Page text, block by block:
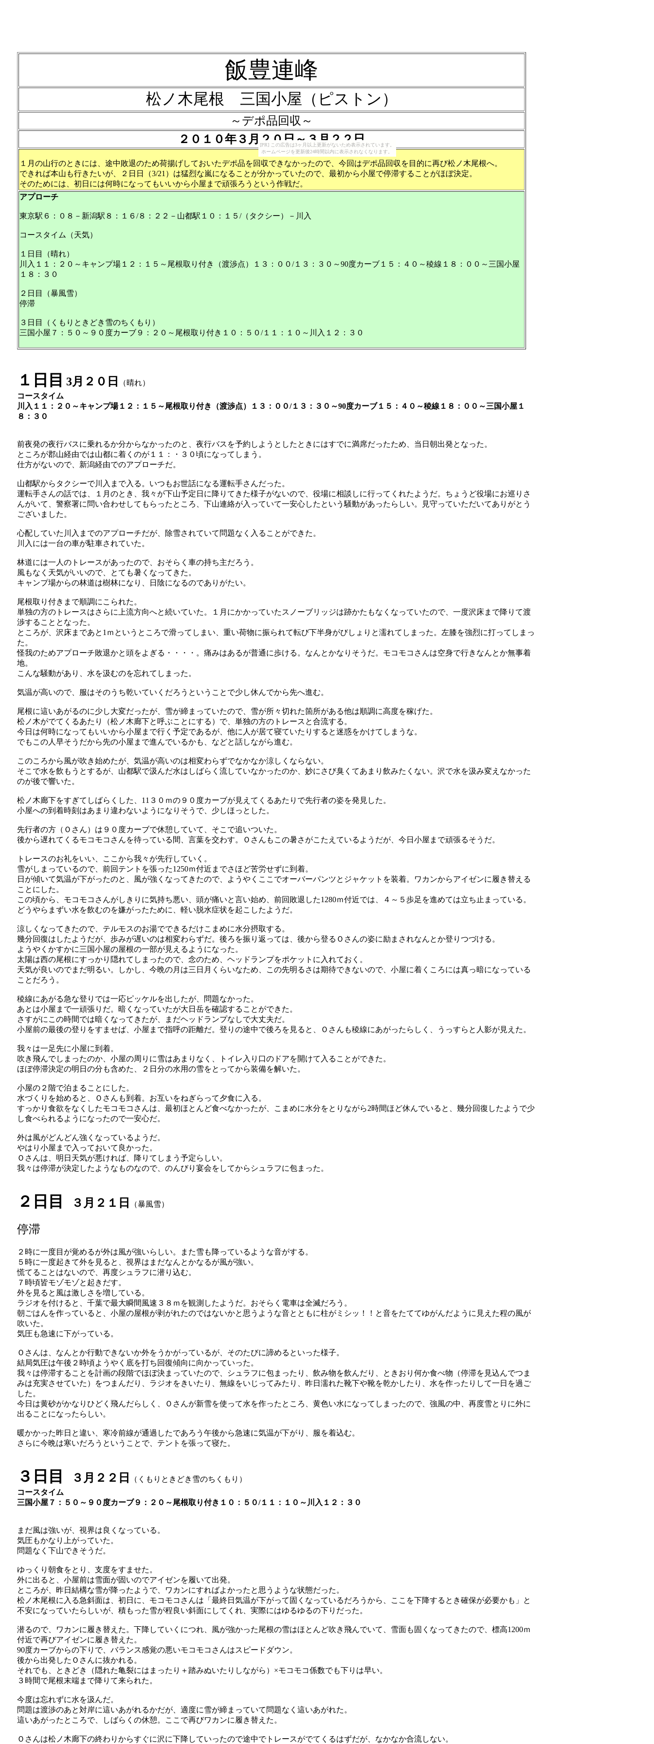
[PR] この広告は3ヶ月以上更新がないため表示されています。
ホームページを更新後24時間以内に表示されなくなります。
飯豊連峰
松ノ木尾根 三国小屋（ピストン）
～デポ品回収～
２０１０年３月２０日～３月２２日
１月の山行のときには、途中敗退のため荷揚げしておいたデポ品を回収できなかったので、今回はデポ品回収を目的に再び松ノ木尾根へ。
できれば本山も行きたいが、２日日（3/21）は猛烈な嵐になることが分かっていたので、最初から小屋で停滞することがほぼ決定。
そのためには、初日には何時になってもいいから小屋まで頑張ろうという作戦だ。
アプローチ
東京駅６：０８－新潟駅８：１６/８：２２－山都駅１０：１５/（タクシー）－川入
コースタイム（天気）
１日目（晴れ）
川入１１：２０～キャンプ場１２：１５～尾根取り付き（渡渉点）１３：００/１３：３０～90度カーブ１５：４０～稜線１８：００～三国小屋
１８：３０
２日目（暴風雪）
停滞
３日目（くもりときどき雪のちくもり）
三国小屋７：５０～９０度カーブ９：２０～尾根取り付き１０：５０/１１：１０～川入１２：３０
１日目 3月２０日
（晴れ）
コースタイム
川入１１：２０～キャンプ場１２：１５～尾根取り付き（渡渉点）１３：００/１３：３０～90度カーブ１５：４０～稜線１８：００～三国小屋１
８：３０
前夜発の夜行バスに乗れるか分からなかったのと、夜行バスを予約しようとしたときにはすでに満席だったため、当日朝出発となった。
ところが郡山経由では山都に着くのが１１：・３０頃になってしまう。
仕方がないので、新潟経由でのアプローチだ。
山都駅からタクシーで川入まで入る。いつもお世話になる運転手さんだった。
運転手さんの話では、１月のとき、我々が下山予定日に降りてきた様子がないので、役場に相談しに行ってくれたようだ。ちょうど役場にお巡りさ
んがいて、警察署に問い合わせしてもらったところ、下山連絡が入っていて一安心したという騒動があったらしい。見守っていただいてありがとう
ございました。
心配していた川入までのアプローチだが、除雪されていて問題なく入ることができた。
川入には一台の車が駐車されていた。
林道には一人のトレースがあったので、おそらく車の持ち主だろう。
風もなく天気がいいので、とても暑くなってきた。
キャンプ場からの林道は樹林になり、日陰になるのでありがたい。
尾根取り付きまで順調にこられた。
単独の方のトレースはさらに上流方向へと続いていた。１月にかかっていたスノーブリッジは跡かたもなくなっていたので、一度沢床まで降りて渡
渉することとなった。
ところが、沢床まであと1ｍというところで滑ってしまい、重い荷物に振られて転び下半身がびしょりと濡れてしまった。左膝を強烈に打ってしまっ
た。
怪我のためアプローチ敗退かと頭をよぎる・・・・。痛みはあるが普通に歩ける。なんとかなりそうだ。モコモコさんは空身で行きなんとか無事着
地。
こんな騒動があり、水を汲むのを忘れてしまった。
気温が高いので、服はそのうち乾いていくだろうということで少し休んでから先へ進む。
尾根に這いあがるのに少し大変だったが、雪が締まっていたので、雪が所々切れた箇所がある他は順調に高度を稼げた。
松ノ木がでてくるあたり（松ノ木廊下と呼ぶことにする）で、単独の方のトレースと合流する。
今日は何時になってもいいから小屋まで行く予定であるが、他に人が居て寝ていたりすると迷惑をかけてしまうな。
でもこの人早そうだから先の小屋まで進んでいるかも、などと話しながら進む。
このころから風が吹き始めたが、気温が高いのは相変わらずでなかなか涼しくならない。
そこで水を飲もうとするが、山都駅で汲んだ水はしばらく流していなかったのか、妙にさび臭くてあまり飲みたくない。沢で水を汲み変えなかった
のが後で響いた。
松ノ木廊下をすぎてしばらくした、11３０ｍの９０度カーブが見えてくるあたりで先行者の姿を発見した。
小屋への到着時刻はあまり違わないようになりそうで、少しほっとした。
先行者の方（Ｏさん）は９０度カーブで休憩していて、そこで追いついた。
後から遅れてくるモコモコさんを待っている間、言葉を交わす。Ｏさんもこの暑さがこたえているようだが、今日小屋まで頑張るそうだ。
トレースのお礼をいい、ここから我々が先行していく。
雪がしまっているので、前回テントを張った1250ｍ付近までさほど苦労せずに到着。
日が傾いて気温が下がったのと、風が強くなってきたので、ようやくここでオーバーパンツとジャケットを装着。ワカンからアイゼンに履き替える
ことにした。
この頃から、モコモコさんがしきりに気持ち悪い、頭が痛いと言い始め、前回敗退した1280ｍ付近では、４～５歩足を進めては立ち止まっている。
どうやらまずい水を飲むのを嫌がったために、軽い脱水症状を起こしたようだ。
涼しくなってきたので、テルモスのお湯でできるだけこまめに水分摂取する。
幾分回復はしたようだが、歩みが遅いのは相変わらずだ。後ろを振り返っては、後から登るＯさんの姿に励まされなんとか登りつづける。
ようやくかすかに三国小屋の屋根の一部が見えるようになった。
太陽は西の尾根にすっかり隠れてしまったので、念のため、ヘッドランプをポケットに入れておく。
天気が良いのでまだ明るい。しかし、今晩の月は三日月くらいなため、この先明るさは期待できないので、小屋に着くころには真っ暗になっている
ことだろう。
稜線にあがる急な登りでは一応ピッケルを出したが、問題なかった。
あとは小屋まで一頑張りだ。暗くなっていたが大日岳を確認することができた。
さすがにこの時間では暗くなってきたが、まだヘッドランプなしで大丈夫だ。
小屋前の最後の登りをすませば、小屋まで指呼の距離だ。登りの途中で後ろを見ると、Ｏさんも稜線にあがったらしく、うっすらと人影が見えた。
我々は一足先に小屋に到着。
吹き飛んでしまったのか、小屋の周りに雪はあまりなく、トイレ入り口のドアを開けて入ることができた。
ほぼ停滞決定の明日の分も含めた、２日分の水用の雪をとってから装備を解いた。
小屋の２階で泊まることにした。
水づくりを始めると、Ｏさんも到着。お互いをねぎらって夕食に入る。
すっかり食欲をなくしたモコモコさんは、最初ほとんど食べなかったが、こまめに水分をとりながら2時間ほど休んでいると、幾分回復したようで少
し食べられるようになったので一安心だ。
外は風がどんどん強くなっているようだ。
やはり小屋まで入っておいて良かった。
Ｏさんは、明日天気が悪ければ、降りてしまう予定らしい。
我々は停滞が決定したようなものなので、のんびり宴会をしてからシュラフに包まった。
２日目 ３月２１日 （暴風雪）
停滞
２時に一度目が覚めるが外は風が強いらしい。また雪も降っているような音がする。
５時に一度起きて外を見ると、視界はまだなんとかなるが風が強い。
慌てることはないので、再度シュラフに潜り込む。
７時頃皆モゾモゾと起きだす。
外を見ると風は激しさを増している。
ラジオを付けると、千葉で最大瞬間風速３８ｍを観測したようだ。おそらく電車は全滅だろう。
朝ごはんを作っていると、小屋の屋根が剥がれたのではないかと思うような音とともに柱がミシッ！！と音をたててゆがんだように見えた程の風が
吹いた。
気圧も急速に下がっている。
Ｏさんは、なんとか行動できないか外をうかがっているが、そのたびに諦めるといった様子。
結局気圧は午後２時頃ようやく底を打ち回復傾向に向かっていった。
我々は停滞することを計画の段階でほぼ決まっていたので、シュラフに包まったり、飲み物を飲んだり、ときおり何か食べ物（停滞を見込んでつま
みは充実させていた）をつまんだり、ラジオをきいたり、無線をいじってみたり、昨日濡れた靴下や靴を乾かしたり、水を作ったりして一日を過ご
した。
今日は黄砂がかなりひどく飛んだらしく、Ｏさんが新雪を使って水を作ったところ、黄色い水になってしまったので、強風の中、再度雪とりに外に
出ることになったらしい。
暖かかった昨日と違い、寒冷前線が通過したであろう午後から急速に気温が下がり、服を着込む。
さらに今晩は寒いだろうということで、テントを張って寝た。
３日目 ３月２２日
（くもりときどき雪のちくもり）
コースタイム
三国小屋７：５０～９０度カーブ９：２０～尾根取り付き１０：５０/１１：１０～川入１２：３０
まだ風は強いが、視界は良くなっている。
気圧もかなり上がっていた。
問題なく下山できそうだ。
ゆっくり朝食をとり、支度をすませた。
外に出ると、小屋前は雪面が固いのでアイゼンを履いて出発。
ところが、昨日結構な雪が降ったようで、ワカンにすればよかったと思うような状態だった。
松ノ木尾根に入る急斜面は、初日に、モコモコさんは「最終日気温が下がって固くなっているだろうから、ここを下降するとき確保が必要かも」と
不安になっていたらしいが、積もった雪が程良い斜面にしてくれ、実際にはゆるゆるの下りだった。
潜るので、ワカンに履き替えた。下降していくにつれ、風が強かった尾根の雪はほとんど吹き飛んでいて、雪面も固くなってきたので、標高1200ｍ
付近で再びアイゼンに履き替えた。
90度カーブからの下りで、バランス感覚の悪いモコモコさんはスピードダウン。
後から出発したＯさんに抜かれる。
それでも、ときどき（隠れた亀裂にはまったり＋踏みぬいたりしながら）×モコモコ係数でも下りは早い。
３時間で尾根末端まで降りて来られた。
今度は忘れずに水を汲んだ。
問題は渡渉のあと対岸に這いあがれるかだが、適度に雪が締まっていて問題なく這いあがれた。
這いあがったところで、しばらくの休憩。ここで再びワカンに履き替えた。
Ｏさんは松ノ木廊下の終わりからすぐに沢に下降していったので途中でトレースがでてくるはずだが、なかなか合流しない。